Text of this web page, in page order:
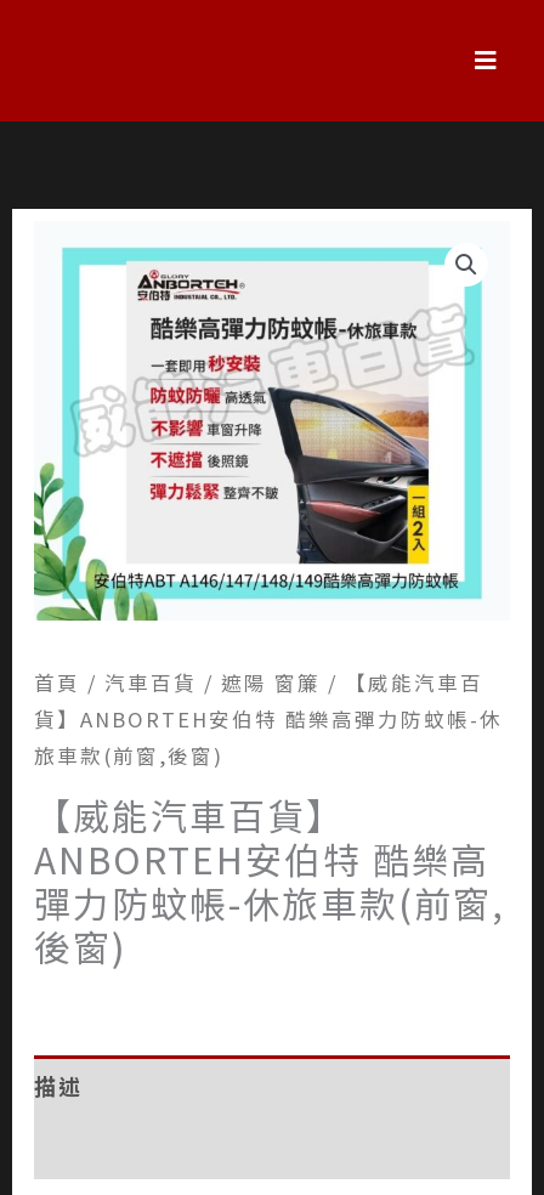
容
首頁 / 汽車百貨 / 遮陽 窗簾 / 【威能汽車百
貨】ANBORTEH安伯特 酷樂高彈力防蚊帳-休
旅車款(前窗,後窗)
【威能汽車百貨】
ANBORTEH安伯特 酷樂高
彈力防蚊帳-休旅車款(前窗,
後窗)
描述